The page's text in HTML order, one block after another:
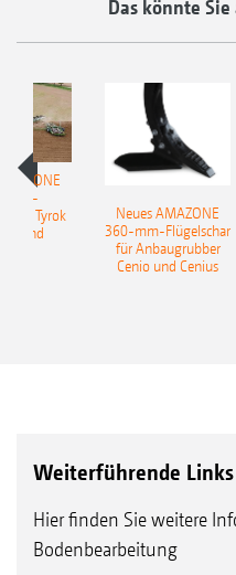
Das könnte
Tyrok
Neues AMAZONE
360-mm-Flügelschar
für Anbaugrubber
Cenio und Cenius
Weiterführende Links
Hier finden Sie weitere
Bodenbearbeitung